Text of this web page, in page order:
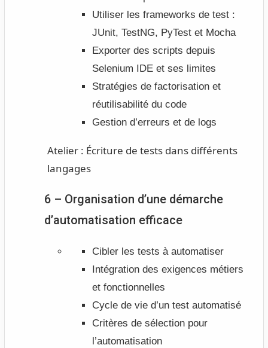
Utiliser les frameworks de test :
JUnit, TestNG, PyTest et Mocha
Exporter des scripts depuis
Selenium IDE et ses limites
Stratégies de factorisation et
réutilisabilité du code
Gestion d’erreurs et de logs
Atelier : Écriture de tests dans différents
langages
6 – Organisation d’une démarche
d’automatisation efficace
Cibler les tests à automatiser
Intégration des exigences métiers
et fonctionnelles
Cycle de vie d’un test automatisé
Critères de sélection pour
l’automatisation